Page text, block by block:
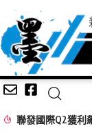
聯發國際Q2獲利